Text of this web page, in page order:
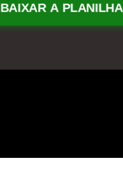
BAIXAR A PLANILHA